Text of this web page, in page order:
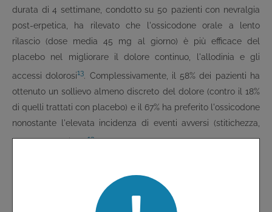
durata di 4 settimane, condotto su 50 pazienti con nevralgia
post-erpetica, ha rilevato che l'ossicodone orale a lento
rilascio (dose media 45 mg al giorno) è più efficace del
placebo nel migliorare il dolore continuo, l'allodinia e gli
accessi dolorosi13. Complessivamente, il 58% dei pazienti ha
ottenuto un sollievo almeno discreto del dolore (contro il 18%
di quelli trattati con placebo) e il 67% ha preferito l'ossicodone
nonostante l'elevata incidenza di eventi avversi (stitichezza,
nausea, sedazione)13.
Gli effetti indesiderati dell'ossicodone a rilascio controllato
sono gli stessi della morfina orale per incidenza e tipologia e